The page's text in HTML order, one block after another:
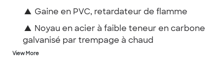
▲ Gaine en PVC, retardateur de flamme
▲ Noyau en acier à faible teneur en carbone
galvanisé par trempage à chaud
View More